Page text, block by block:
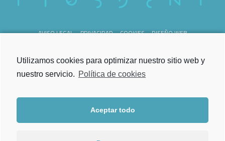
AVISO LEGAL PRIVACIDAD COOKIES DISEÑO WEB
Lunes a Viernes
Utilizamos cookies para optimizar nuestro sitio web y
nuestro servicio. Política de cookies
Aceptar todo